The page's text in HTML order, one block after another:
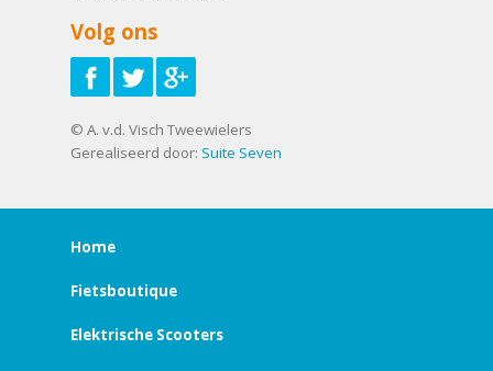
Volg ons
© A. v.d. Visch Tweewielers
Gerealiseerd door: Suite Seven
Home
Fietsboutique
Elektrische Scooters